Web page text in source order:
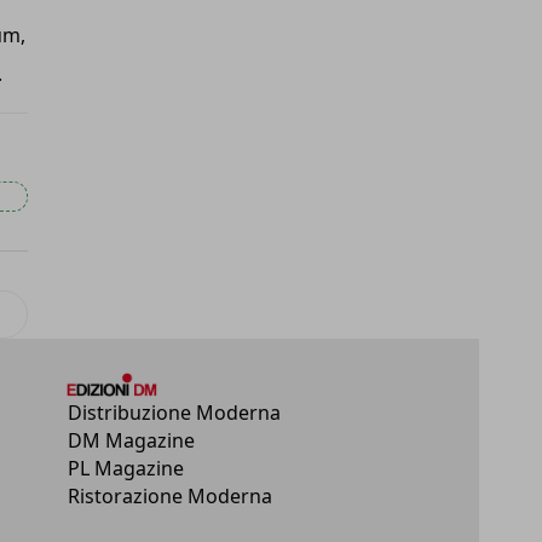
successivo: Rakuten Ichiba con Google per esperienze
Distribuzione Moderna
DM Magazine
PL Magazine
Ristorazione Moderna